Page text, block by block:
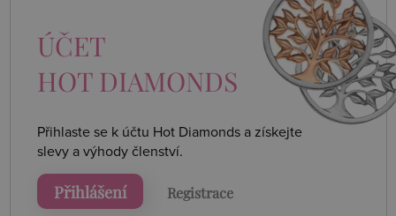
ÚČET
HOT DIAMONDS
Přihlaste se k účtu Hot Diamonds a získejte
slevy a výhody členství.
Přihlášení Registrace